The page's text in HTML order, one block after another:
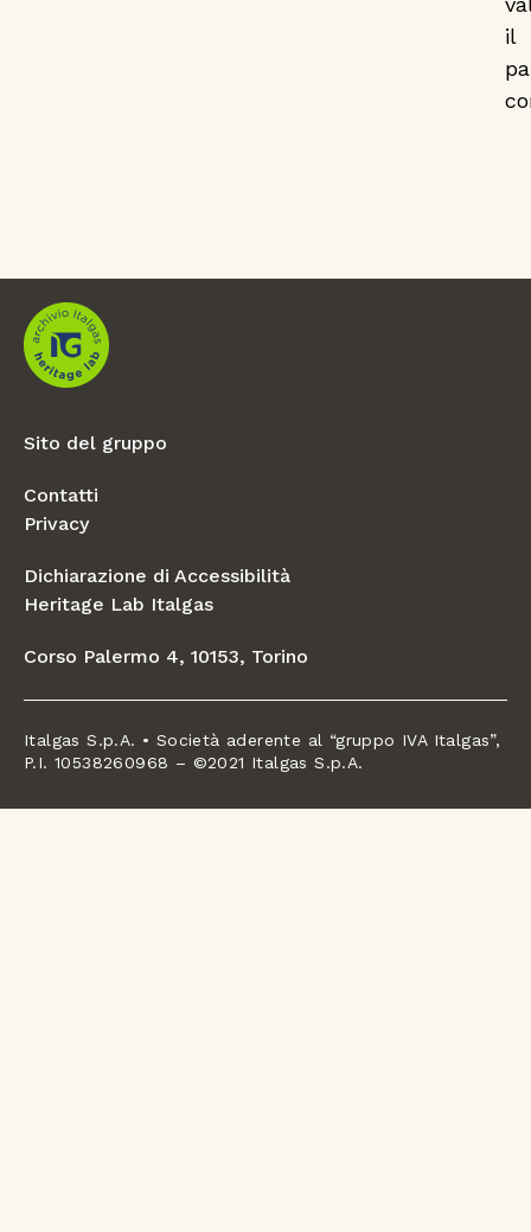
il
Sito del gruppo
Contatti
Privacy
Dichiarazione di Accessibilità
Heritage Lab Italgas
Corso Palermo 4, 10153, Torino
Italgas S.p.A. • Società aderente al “gruppo IVA Italgas”,
P.I. 10538260968 – ©2021 Italgas S.p.A.